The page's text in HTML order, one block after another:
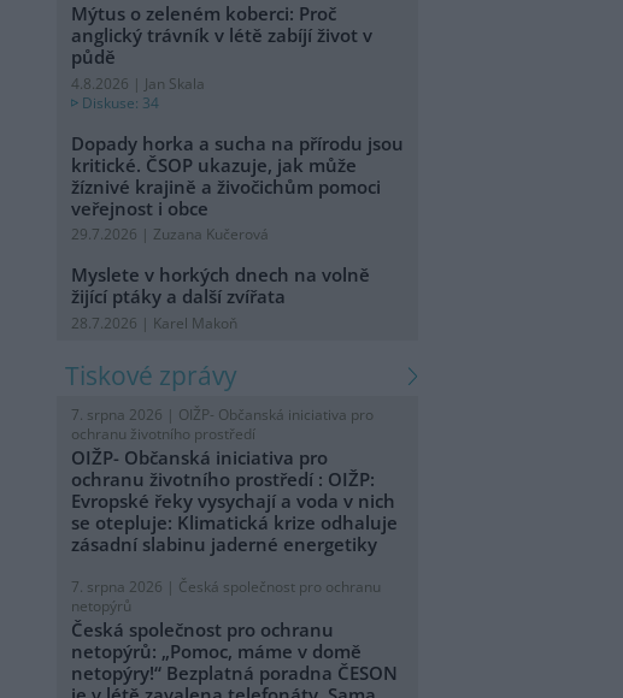
Mýtus o zeleném koberci: Proč
anglický trávník v létě zabíjí život v
půdě
4.8.2026 | Jan Skala
Diskuse: 34
Dopady horka a sucha na přírodu jsou
kritické. ČSOP ukazuje, jak může
žíznivé krajině a živočichům pomoci
veřejnost i obce
29.7.2026 | Zuzana Kučerová
Myslete v horkých dnech na volně
žijící ptáky a další zvířata
28.7.2026 | Karel Makoň
tiskové zprávy
7. srpna 2026 | OIŽP- Občanská iniciativa pro
ochranu životního prostředí
OIŽP- Občanská iniciativa pro
ochranu životního prostředí : OIŽP:
Evropské řeky vysychají a voda v nich
se otepluje: Klimatická krize odhaluje
zásadní slabinu jaderné energetiky
7. srpna 2026 | Česká společnost pro ochranu
netopýrů
Česká společnost pro ochranu
netopýrů: „Pomoc, máme v domě
netopýry!“ Bezplatná poradna ČESON